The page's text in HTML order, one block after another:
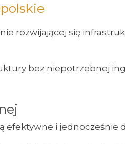
rozwijającej się
bez niepotrzebnej
efektywne i jednocześnie